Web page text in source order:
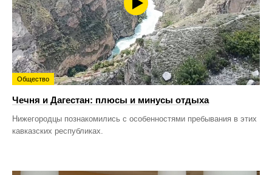
Общество
Чечня и Дагестан: плюсы и минусы отдыха
Нижегородцы познакомились с особенностями пребывания в этих
кавказских республиках.